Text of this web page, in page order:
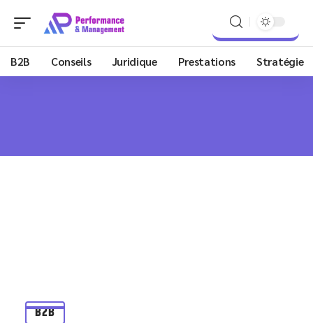
B2B Conseils Juridique Prestations Stratégie
B2B